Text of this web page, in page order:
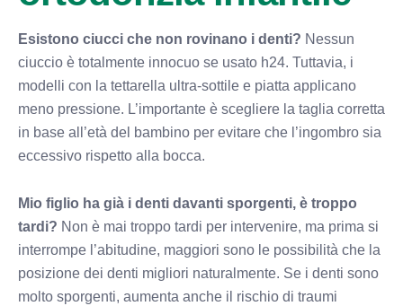
Esistono ciucci che non rovinano i denti? Nessun
ciuccio è totalmente innocuo se usato h24. Tuttavia, i
modelli con la tettarella ultra-sottile e piatta applicano
meno pressione. L’importante è scegliere la taglia corretta
in base all’età del bambino per evitare che l’ingombro sia
eccessivo rispetto alla bocca.
Mio figlio ha già i denti davanti sporgenti, è troppo
tardi? Non è mai troppo tardi per intervenire, ma prima si
interrompe l’abitudine, maggiori sono le possibilità che la
posizione dei denti migliori naturalmente. Se i denti sono
molto sporgenti, aumenta anche il rischio di traumi